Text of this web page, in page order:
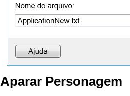
Aparar Personagem